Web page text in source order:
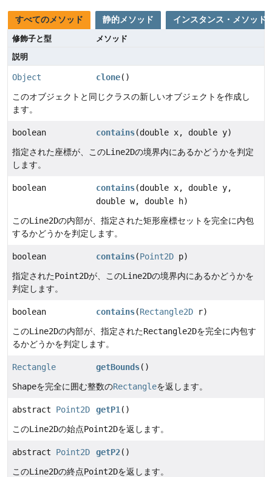
すべてのメソッド 静的メソッド インスタンス・メソッド
修飾子と型
メソッド
説明
Object clone()
このオブジェクトと同じクラスの新しいオブジェクトを作成し
ます。
boolean contains(double x, double y)
指定された座標が、このLine2Dの境界内にあるかどうかを判定
します。
boolean contains(double x, double y,
double w, double h)
このLine2Dの内部が、指定された矩形座標セットを完全に内包
するかどうかを判定します。
boolean contains(Point2D p)
指定されたPoint2Dが、このLine2Dの境界内にあるかどうかを
判定します。
boolean contains(Rectangle2D r)
このLine2Dの内部が、指定されたRectangle2Dを完全に内包す
るかどうかを判定します。
Rectangle getBounds()
Shapeを完全に囲む整数のRectangleを返します。
abstract Point2D getP1 ()
このLine2Dの始点Point2Dを返します。
abstract Point2D getP2()
このLine2Dの終点Point2Dを返します。